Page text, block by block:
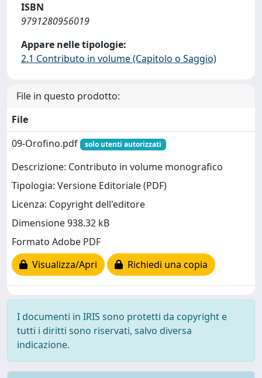
ISBN
9791280956019
Appare nelle tipologie:
2.1 Contributo in volume (Capitolo o Saggio)
File in questo prodotto:
File
09-Orofino.pdf
solo utenti autorizzati
Descrizione: Contributo in volume monografico
Tipologia: Versione Editoriale (PDF)
Licenza: Copyright dell'editore
Dimensione 938.32 kB
Formato Adobe PDF
Visualizza/Apri
Richiedi una copia
I documenti in IRIS sono protetti da copyright e
tutti i diritti sono riservati, salvo diversa
indicazione.